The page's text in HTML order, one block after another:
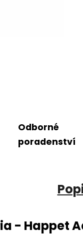
Odborné
poradenství
- Happet